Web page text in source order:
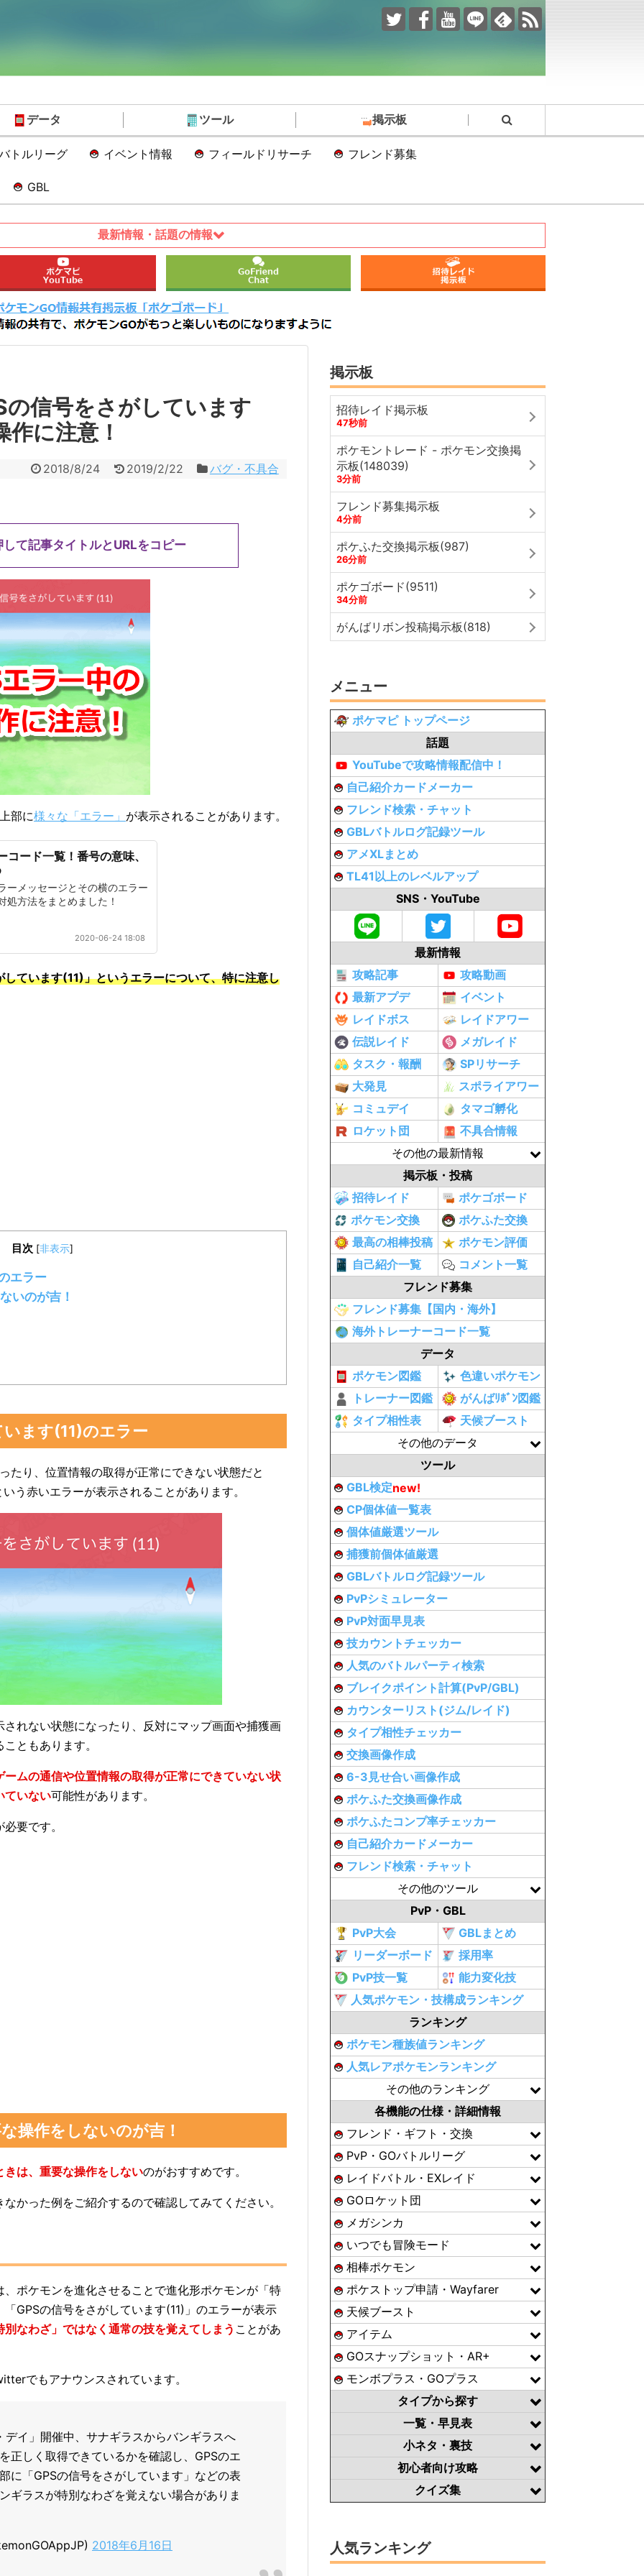
データ ツール 掲示板
トルリーグ イベント情報 フィールドリサーチ フレンド募集
GBL
最新情報・話題の情報
の信号をさがしています
に注意！
2018/8/24 2019/2/22 バグ・不具合
て記事タイトルとURLをコピー
部に様々な「エラー」 が表示されることがあります。
ード一覧！番号の意味、
ーメッセージとその横のエラー
処方法をまとめました！
2020-06-24 18:08
しています(11)」というエラーについて、特に注意し
目次 [非表示]
エラー
いのが吉！
ます(11)のエラー
たり、位置情報の取得が正常にできない状態だと
いう赤いエラーが表示されることがあります。
れない状態になったり、反対にマップ画面や捕獲画
ともあります。
ームの通信や位置情報の取得が正常にできていない状
ていない可能性があります。
要です。
操作をしないのが吉！
は、重要な操作をしないのがおすすめです。
かった例をご紹介するので確認してみてください。
、ポケモンを進化させることで進化形ポケモンが「特
GPSの信号をさがしています(11)」のエラーが表示
別なわざ」ではなく通常の技を覚えてしまう ことがあ
でもアナウンスされています。
イ」開催中、サナギラスからバンギラスへ
正しく取得できているかを確認し、GPSのエ
に「GPSの信号をさがしています」などの表
ギラスが特別なわざを覚えない場合がありま
2018年6月16日
掲示板
招待レイド掲示板
47秒前
ポケモントレード - ポケモン交換掲
示板(148039)
3分前
フレンド募集掲示板
4分前
ポケふた交換掲示板(987)
26分前
ポケゴボード(9511)
34分前
がんばリボン投稿掲示板(818)
メニュー
ポケマピ トップページ
話題
YouTubeで攻略情報配信中！
自己紹介カードメーカー
フレンド検索・チャット
GBLバトルログ記録ツール
アメXLまとめ
TL41以上のレベルアップ
SNS・YouTube
最新情報
攻略記事
攻略動画
最新アプデ
イベント
レイドボス
レイドアワー
伝説レイド
メガレイド
タスク・報酬
SPリサーチ
大発見
スポライアワー
コミュデイ
タマゴ孵化
ロケット団
不具合情報
その他の最新情報
掲示板・投稿
招待レイド
ポケゴボード
ポケモン交換
ポケふた交換
最高の相棒投稿
ポケモン評価
自己紹介一覧
コメント一覧
フレンド募集
フレンド募集【国内・海外】
海外トレーナーコード一覧
データ
ポケモン図鑑
色違いポケモン
トレーナー図鑑
がんばﾘﾎﾞﾝ図鑑
タイプ相性表
天候ブースト
その他のデータ
ツール
GBL検定new!
CP個体値一覧表
個体値厳選ツール
捕獲前個体値厳選
GBLバトルログ記録ツール
PvPシミュレーター
PvP対面早見表
技カウントチェッカー
人気のバトルパーティ検索
ブレイクポイント計算(PvP/GBL)
カウンターリスト(ジム/レイド)
タイプ相性チェッカー
交換画像作成
6-3見せ合い画像作成
ポケふた交換画像作成
ポケふたコンプ率チェッカー
自己紹介カードメーカー
フレンド検索・チャット
その他のツール
PvP・GBL
PvP大会
GBLまとめ
リーダーボード
採用率
PvP技一覧
能力変化技
人気ポケモン・技構成ランキング
ランキング
ポケモン種族値ランキング
人気レアポケモンランキング
その他のランキング
各機能の仕様・詳細情報
フレンド・ギフト・交換
PvP・GOバトルリーグ
レイドバトル・EXレイド
GOロケット団
メガシンカ
いつでも冒険モード
相棒ポケモン
ポケストップ申請・Wayfarer
天候ブースト
アイテム
GOスナップショット・AR+
モンボプラス・GOプラス
タイプから探す
一覧・早見表
小ネタ・裏技
初心者向け攻略
クイズ集
人気ランキング